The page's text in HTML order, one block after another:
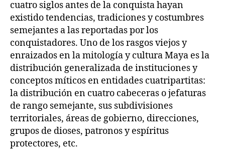
cuatro siglos antes de la conquista hayan
existido tendencias, tradiciones y costumbres
semejantes a las reportadas por los
conquistadores. Uno de los rasgos viejos y
enraizados en la mitología y cultura Maya es la
distribución generalizada de instituciones y
conceptos míticos en entidades cuatripartitas:
la distribución en cuatro cabeceras o jefaturas
de rango semejante, sus subdivisiones
territoriales, áreas de gobierno, direcciones,
grupos de dioses, patronos y espíritus
protectores, etc.